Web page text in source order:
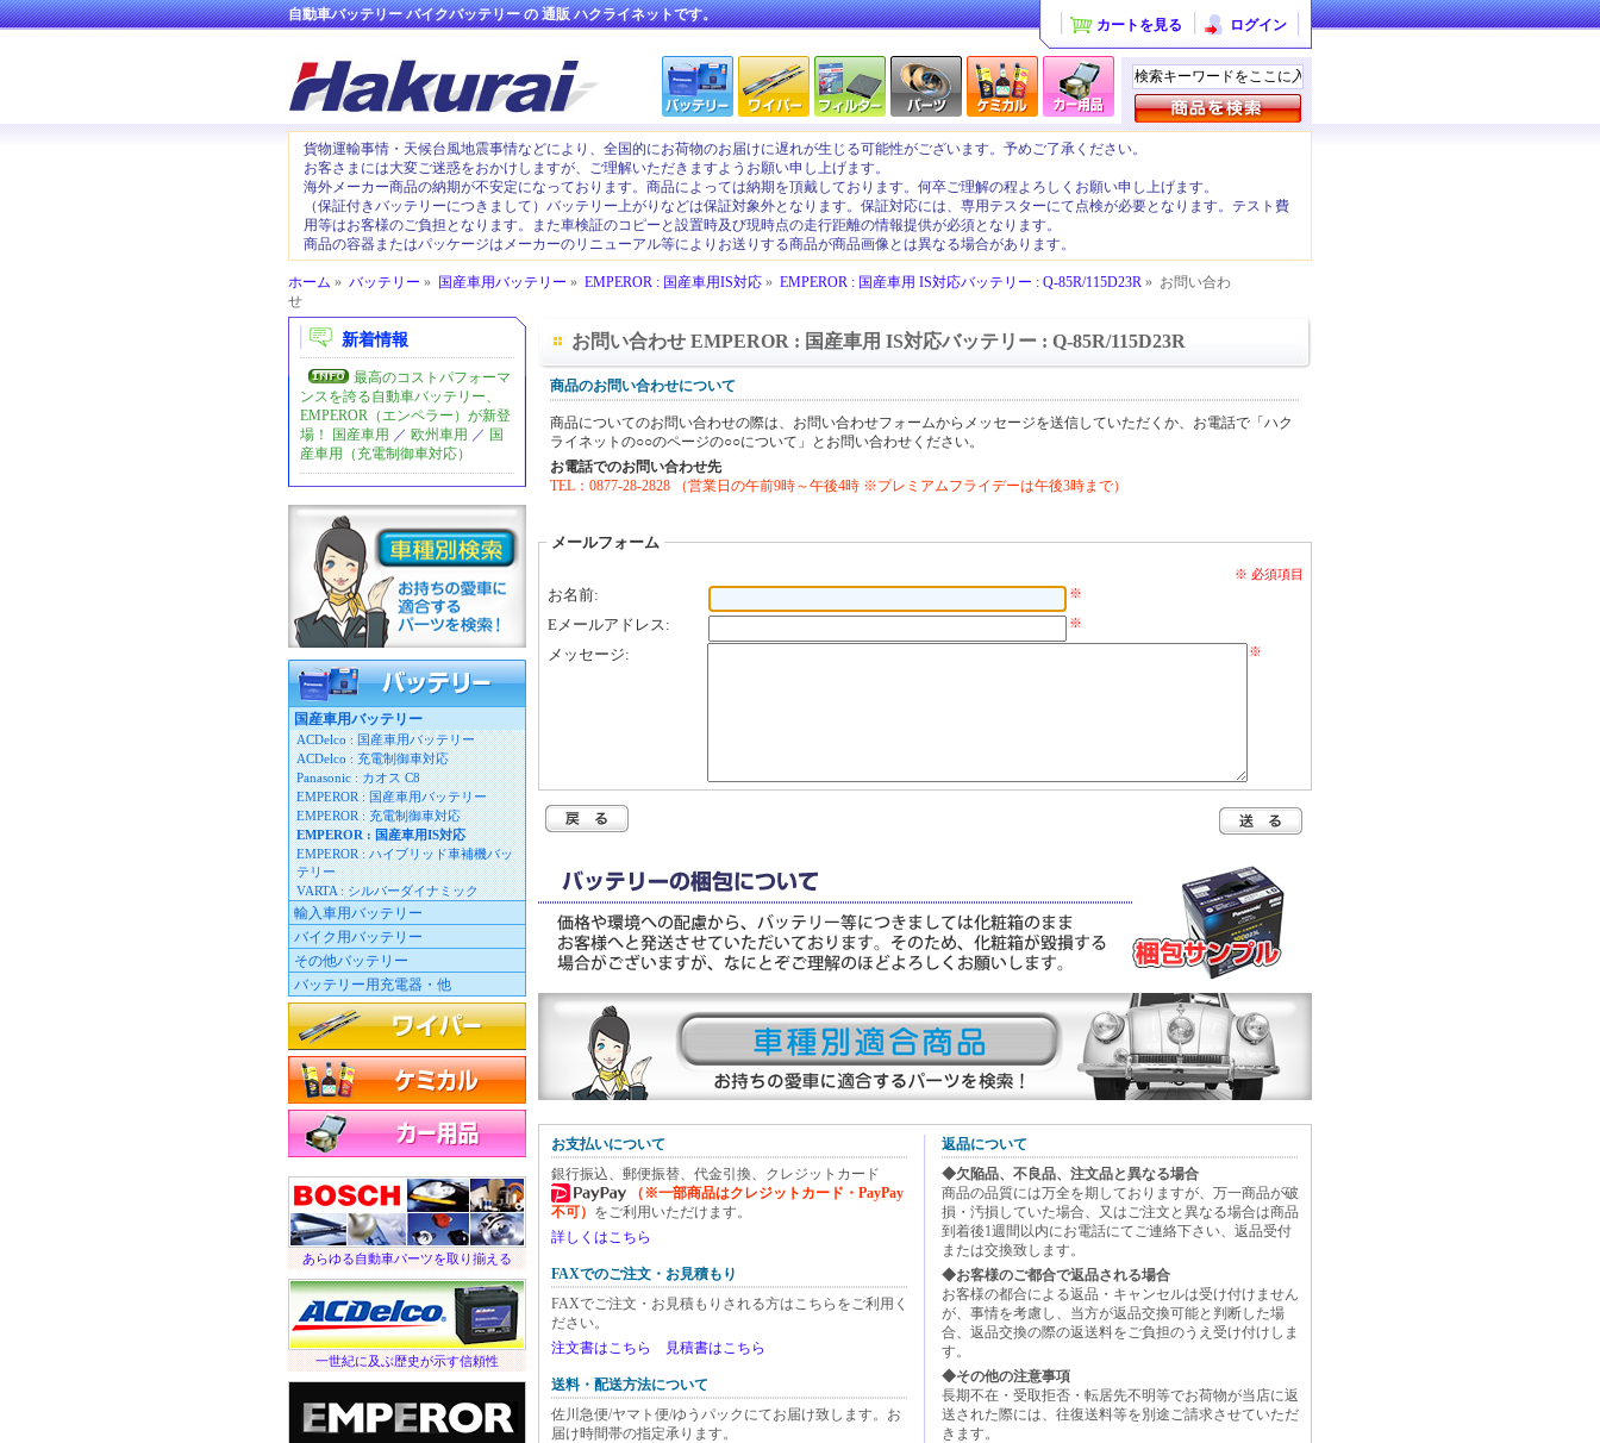
自動車バッテリーバイクバッテリー の通販ハクライネットです。
カートを見る ログイン
貨物運輸事情・天候台風地震事情などにより、全国的にお荷物のお届けに遅れが生じる可能性がございます。予めご了承ください。
お客さまには大変ご迷惑をおかけしますが、ご理解いただきますようお願い申し上げます。
海外メーカー商品の納期が不安定になっております。商品によっては納期を頂戴しております。何卒ご理解の程よろしくお願い申し上げます。
（保証付きバッテリーにつきまして）バッテリー上がりなどは保証対象外となります。保証対応には、専用テスターにて点検が必要となります。テスト費
用等はお客様のご負担となります。また車検証のコピーと設置時及び現時点の走行距離の情報提供が必須となります。
商品の容器またはパッケージはメーカーのリニューアル等によりお送りする商品が商品画像とは異なる場合があります。
ホーム » バッテリー » 国産車用バッテリー » EMPEROR : 国産車用IS対応 » EMPEROR : 国産車用 IS対応バッテリー : Q-85R/115D23R » お問い合わ
せ
新着情報
最高のコストパフォーマ
ンスを誇る自動車バッテリー、
EMPEROR（エンペラー）が新登
場！
国産車用 ／ 欧州車用 ／ 国
産車用（充電制御車対応）
バッテリー
国産車用バッテリー
ACDelco : 国産車用バッテリー
ACDelco : 充電制御車対応
Panasonic : カオス C8
EMPEROR : 国産車用バッテリー
EMPEROR : 充電制御車対応
EMPEROR : 国産車用IS対応
EMPEROR : ハイブリッド車補機バッ
テリー
VARTA : シルバーダイナミック
輸入車用バッテリー
バイク用バッテリー
その他バッテリー
バッテリー用充電器・他
ワイパーブレード
ケミカル
あらゆる自動車パーツを取り揃える
一世紀に及ぶ歴史が示す信頼性
お問い合わせ EMPEROR : 国産車用 IS対応バッテリー : Q-85R/115D23R
商品のお問い合わせについて
商品についてのお問い合わせの際は、お問い合わせフォームからメッセージを送信していただくか、お電話で「ハク
ライネットの○○のページの○○について」とお問い合わせください。
お電話でのお問い合わせ先
TEL：0877-28-2828 （営業日の午前9時～午後4時 ※プレミアムフライデーは午後3時まで）
メールフォーム
※ 必須項目
お名前: ※
Eメールアドレス: ※
メッセージ: ※
お支払いについて
銀行振込、郵便振替、代金引換、クレジットカード
（※一部商品はクレジットカード・PayPay
不可） をご利用いただけます。
詳しくはこちら
FAXでのご注文・お見積もり
FAXでご注文・お見積もりされる方はこちらをご利用く
ださい。
注文書はこちら
見積書はこちら
送料・配送方法について
佐川急便/ヤマト便/ゆうパックにてお届け致します。お
届け時間帯の指定承ります。
返品について
◆欠陥品、不良品、注文品と異なる場合
商品の品質には万全を期しておりますが、万一商品が破
損・汚損していた場合、又はご注文と異なる場合は商品
到着後1週間以内にお電話にてご連絡下さい、返品受付
または交換致します。
◆お客様のご都合で返品される場合
お客様の都合による返品・キャンセルは受け付けません
が、事情を考慮し、当方が返品交換可能と判断した場
合、返品交換の際の返送料をご負担のうえ受け付けしま
す。
◆その他の注意事項
長期不在・受取拒否・転居先不明等でお荷物が当店に返
送された際には、往復送料等を別途ご請求させていただ
きます。